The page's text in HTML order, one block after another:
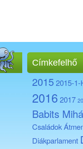
Címkefelhő
20152015-1-
2016 2017
Babits
Családok
Diákparlament